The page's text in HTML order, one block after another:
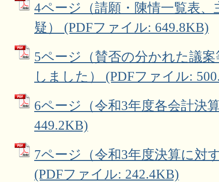
4ページ（請願・陳情一覧表
疑） (PDFファイル: 649.8KB)
5ページ（賛否の分かれた議
しました） (PDFファイル:
6ページ（令和3年度各会計決
449.2KB)
7ページ（令和3年度決算に対
(PDFファイル: 242.4KB)